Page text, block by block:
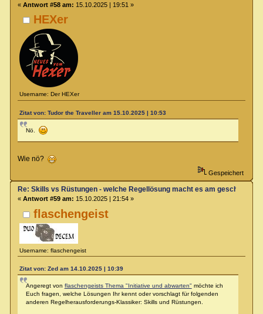
HEXer
Username: Der HEXer
« Antwort #58 am: 15.10.2025 | 19:51 »
Zitat von: Tudor the Traveller am 15.10.2025 | 10:53
Nö.
Wie nö?
Gespeichert
flaschengeist
Username: flaschengeist
Re: Skills vs Rüstungen - welche Regellösung macht es am
« Antwort #59 am: 15.10.2025 | 21:54 »
Zitat von: Zed am 14.10.2025 | 10:39
Angeregt von flaschengeists Thema "Initiative und abwarten" möchte ich
Euch fragen, welche Lösungen Ihr kennt oder vorschlagt für folgenden
anderen Regelherausforderungs-Klassiker: Skills und Rüstungen.